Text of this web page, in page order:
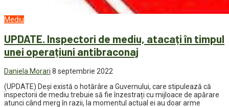
Mediu
UPDATE. Inspectori de mediu, atacați în timpul
unei operațiuni antibraconaj
Daniela Morari 8 septembrie 2022
(UPDATE) Deși există o hotărâre a Guvernului, care stipulează că
inspectorii de mediu trebuie să fie înzestrați cu mijloace de apărare
atunci când merg în razii, la momentul actual ei au doar arme